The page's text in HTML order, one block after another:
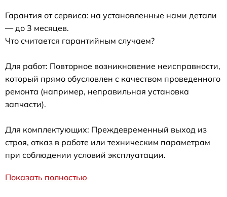
Гарантия от сервиса: на установленные нами детали
— до 3 месяцев.
Что считается гарантийным случаем?
Для работ: Повторное возникновение неисправности,
который прямо обусловлен с качеством проведенного
ремонта (например, неправильная установка
запчасти).
Для комплектующих: Преждевременный выход из
строя, отказ в работе или техническим параметрам
при соблюдении условий эксплуатации.
Показать полностью